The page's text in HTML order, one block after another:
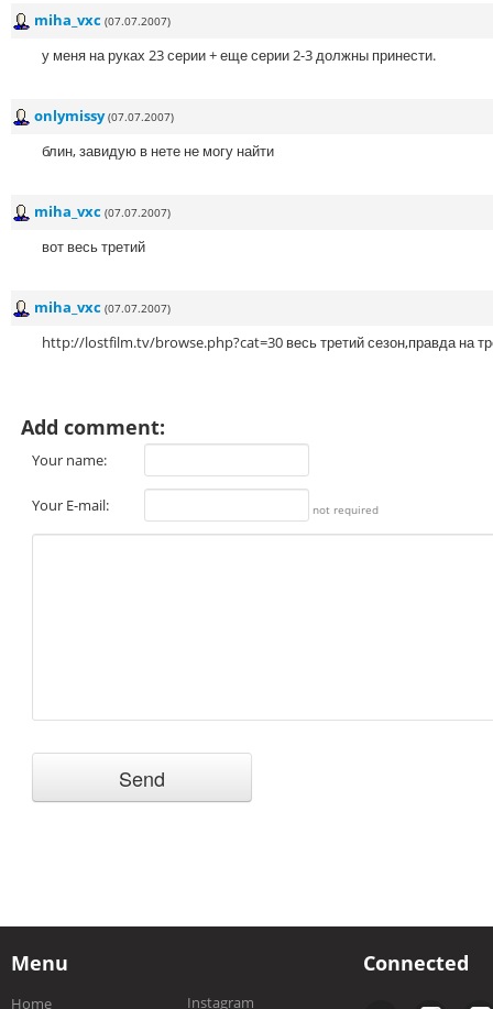
miha_vxc (07.07.2007)
у меня на руках 23 серии + еще серии 2-3 должны принести.
onlymissy (07.07.2007)
блин, завидую в нете не могу найти
miha_vxc (07.07.2007)
вот весь третий
miha_vxc (07.07.2007)
http://lostfilm.tv/browse.php?cat=30 весь третий сезон,правда на
Add comment:
Your name:
Your E-mail: not required
Menu
Home Instagram
Connected